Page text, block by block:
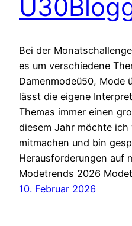
Bei der
es um verschiedene
Damenmodeü50, Mode
lässt die eigene
Themas immer einen
diesem Jahr möchte
mitmachen und bin
Herausforderungen auf
Modetrends 2026
10. Februar 2026